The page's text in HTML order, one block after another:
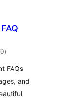
notes
en
)
FAQs
and